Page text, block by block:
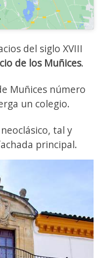
del siglo XVIII
de los Muñices.
Muñices número
un colegio.
tal y
principal.